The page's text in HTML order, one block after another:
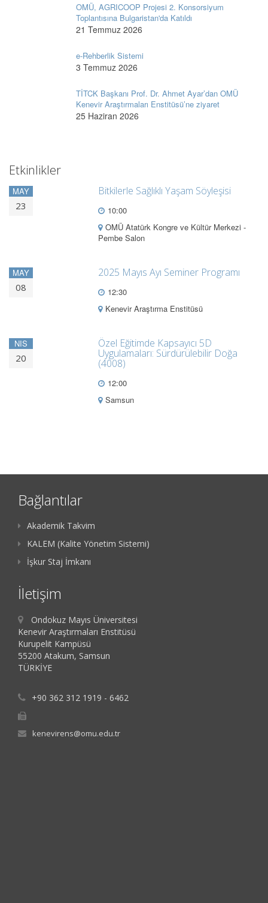
OMÜ, AGRICOOP Projesi 2. Konsorsiyum
Toplantısına Bulgaristan'da Katıldı
21 Temmuz 2026
e-Rehberlik Sistemi
3 Temmuz 2026
TİTCK Başkanı Prof. Dr. Ahmet Ayar’dan OMÜ
Kenevir Araştırmaları Enstitüsü’ne ziyaret
25 Haziran 2026
Etkinlikler
MAY
23
Bitkilerle Sağlıklı Yaşam Söyleşisi
10:00
OMÜ Atatürk Kongre ve Kültür Merkezi -
Pembe Salon
MAY
08
2025 Mayıs Ayı Seminer Programı
12:30
Kenevir Araştırma Enstitüsü
NIS
20
Özel Eğitimde Kapsayıcı 5D
Uygulamaları: Sürdürülebilir Doğa
(4008)
12:00
Samsun
Bağlantılar
Akademik Takvim
KALEM (Kalite Yönetim Sistemi)
İşkur Staj İmkanı
İletişim
Ondokuz Mayıs Üniversitesi
Kenevir Araştırmaları Enstitüsü
Kurupelit Kampüsü
55200 Atakum, Samsun
TÜRKİYE
+90 362 312 1919 - 6462
kenevirens@omu.edu.tr